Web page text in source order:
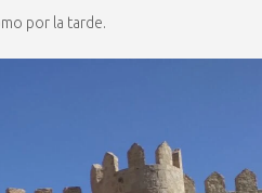
por la tarde.